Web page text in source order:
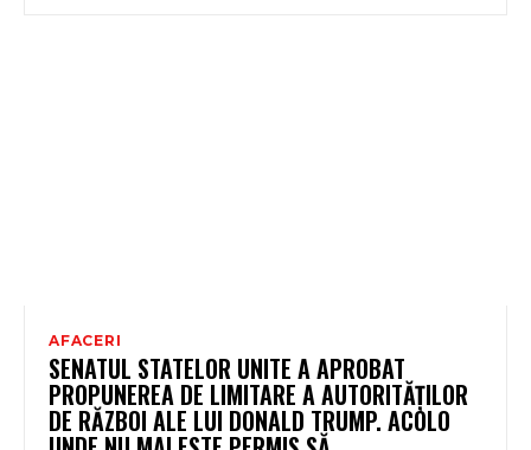
AFACERI
SENATUL STATELOR UNITE A APROBAT
PROPUNEREA DE LIMITARE A AUTORITĂȚILOR
DE RĂZBOI ALE LUI DONALD TRUMP. ACOLO